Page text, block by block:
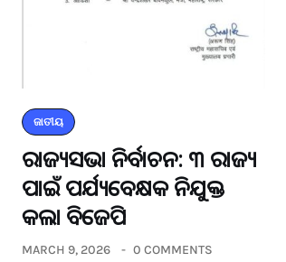
ଜାତୀୟ
ରାଜ୍ୟସଭା ନିର୍ବାଚନ: ୩ ରାଜ୍ୟ
ପାଇଁ ପର୍ଯ୍ୟବେକ୍ଷକ ନିଯୁକ୍ତ
କଲା ବିଜେପି
MARCH 9, 2026 0 COMMENTS